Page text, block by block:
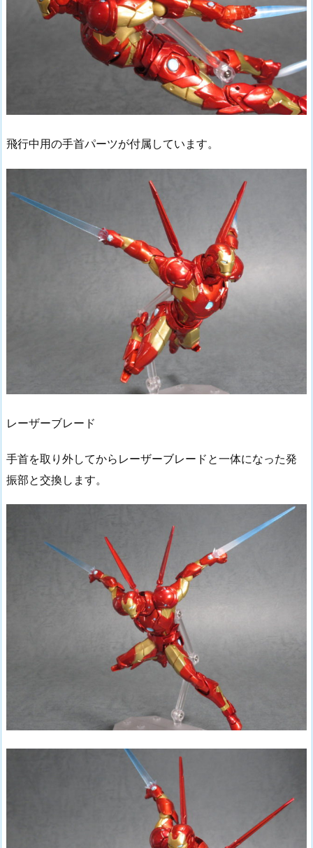
飛行中用の手首パーツが付属しています。
レーザーブレード
手首を取り外してからレーザーブレードと一体になった発
振部と交換します。